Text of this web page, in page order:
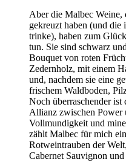
Aber die Malbec Weine,
gekreuzt haben (und die
trinke), haben zum
tun. Sie sind schwarz
Bouquet von roten
Zedernholz, mit einem
und, nachdem sie eine
frischem Waldboden,
Noch überraschender ist
Allianz zwischen Power
Vollmundigkeit und
zählt Malbec für mich
Rotweintrauben der
Cabernet Sauvignon und